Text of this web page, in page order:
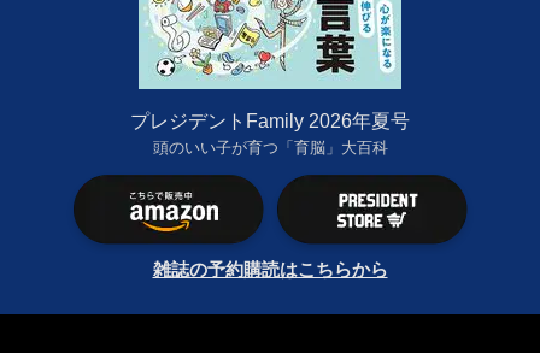
プレジデントFamily 2026年夏号
頭のいい子が育つ「育脳」大百科
雑誌の予約購読はこちらから